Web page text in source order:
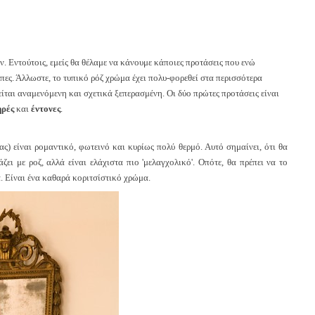
εμείς θα θέλαμε να κάνουμε κάποιες προτάσεις που ενώ
Άλλωστε, το τυπικό ρόζ χρώμα έχει πολυ-φορεθεί στα περισσότερα
αναμενόμενη και σχετικά ξεπερασμένη. Οι δύο πρώτες προτάσεις είναι
και έντονες.
είναι ρομαντικό, φωτεινό και κυρίως πολύ θερμό. Αυτό σημαίνει, ότι θα
με ροζ, αλλά είναι ελάχιστα πιο 'μελαγχολικό'. Οπότε, θα πρέπει να το
ένα καθαρά κοριτσίστικό χρώμα.